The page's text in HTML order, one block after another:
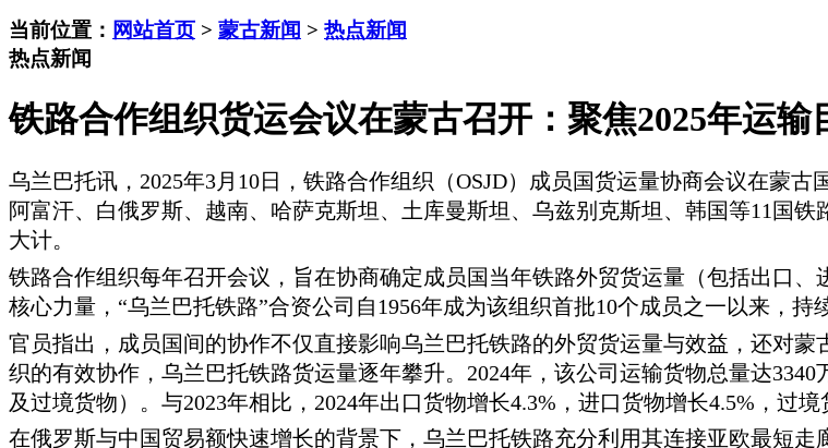
当前位置： 网站首页 > 蒙古新闻 > 热点新闻
热点新闻
铁路合作组织货运会议在蒙古召开：聚焦2025年运输
乌兰巴托讯， 2025年3月10日，铁路合作组织（OSJD）成员国货运量协商会议在蒙
阿富汗、白俄罗斯、越南、哈萨克斯坦、土库曼斯坦、乌兹别克斯坦、韩国等11国
大计。
铁路合作组织每年召开会议，旨在协商确定成员国当年铁路外贸货运量（包括出口
核心力量， “乌兰巴托铁路”合资公司自1956年成为该组织首批10个成员之一以来，
官员指出，成员国间的协作不仅直接影响乌兰巴托铁路的外贸货运量与效益，还对
织的有效协作，乌兰巴托铁路货运量逐年攀升。 2024年，该公司运输货物总量达
及过境货物）。与2023年相比，2024年出口货物增长4.3%，进口货物增长4.5%，过境
在俄罗斯与中国贸易额快速增长的背景下，乌兰巴托铁路充分利用其连接亚欧最短走